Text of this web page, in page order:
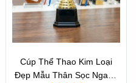
Cúp Thể Thao Kim Loại
Đẹp Mẫu Thân Sọc Ngang